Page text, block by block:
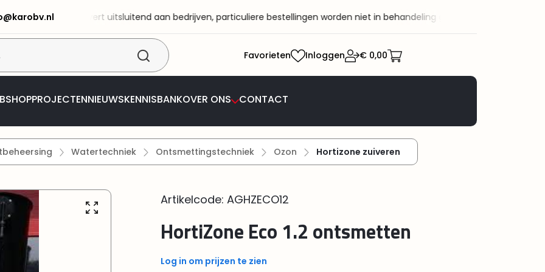
BV! KaRo BV levert uitsluitend aan bedrijven, particuliere bestellingen worden niet in behandeling genomen.
Favorieten Inloggen € 0,00
PROJECTENNIEUWSKENNISBANKOVER ONS CONTACT
Watertechniek Ontsmettingstechniek Ozon Hortizone zuiveren
Artikelcode: AGHZECO12
HortiZone Eco 1.2 ontsmetten
Log in om prijzen te zien